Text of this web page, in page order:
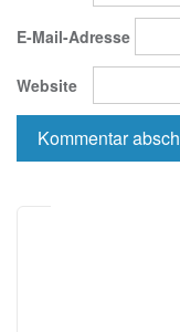
E-Mail-Adresse
Website